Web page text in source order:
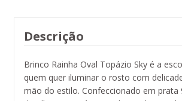
Descrição
Brinco Rainha Oval Topázio Sky é a
quem quer iluminar o rosto com
mão do estilo. Confeccionado em prata